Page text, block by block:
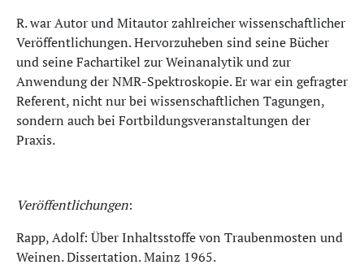
R. war Autor und Mitautor zahlreicher wissenschaftlicher
Veröffentlichungen. Hervorzuheben sind seine Bücher
und seine Fachartikel zur Weinanalytik und zur
Anwendung der NMR-Spektroskopie. Er war ein gefragter
Referent, nicht nur bei wissenschaftlichen Tagungen,
sondern auch bei Fortbildungsveranstaltungen der
Praxis.
Veröffentlichungen:
Rapp, Adolf: Über Inhaltsstoffe von Traubenmosten und
Weinen. Dissertation. Mainz 1965.